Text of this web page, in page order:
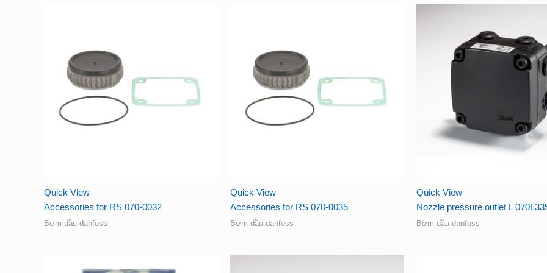
Quick View
Accessories for RS 070-0032
Bơm dầu danfoss
Quick View
Accessories for RS 070-0035
Bơm dầu danfoss
Quick View
Nozzle pressure outlet L
Bơm dầu danfoss